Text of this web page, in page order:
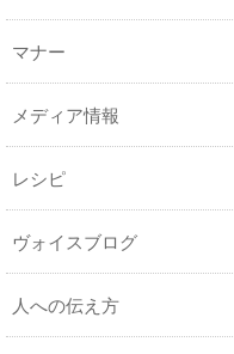
マナー
メディア情報
レシピ
ヴォイスブログ
人への伝え方